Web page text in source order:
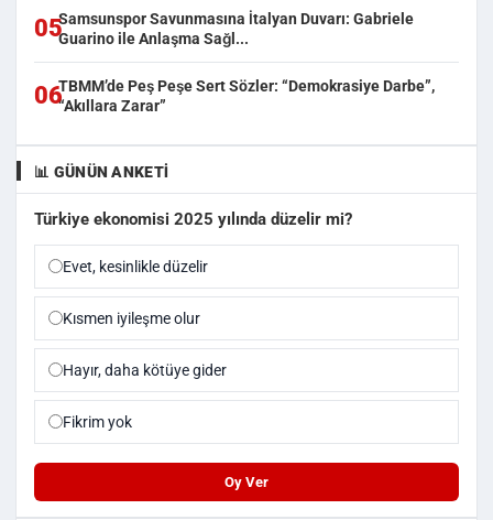
05Samsunspor Savunmasına İtalyan Duvarı: Gabriele
Guarino ile Anlaşma Sağl...
06TBMM’de Peş Peşe Sert Sözler: “Demokrasiye Darbe”,
“Akıllara Zarar”
📊 GÜNÜN ANKETI
Türkiye ekonomisi 2025 yılında düzelir mi?
Evet, kesinlikle düzelir
Kısmen iyileşme olur
Hayır, daha kötüye gider
Fikrim yok
Oy Ver